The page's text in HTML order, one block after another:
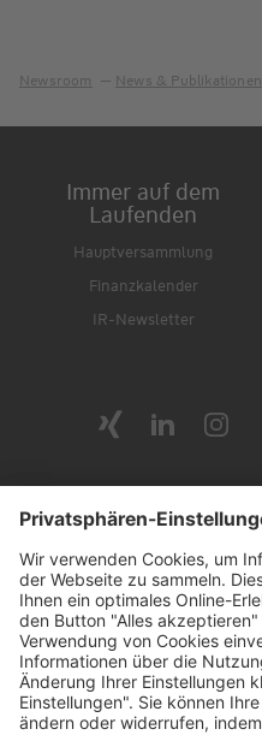
Newsroom News & Publikationen
Immer auf dem
Laufenden
Hauptversammlung
Finanzkalender
IR-Newsletter